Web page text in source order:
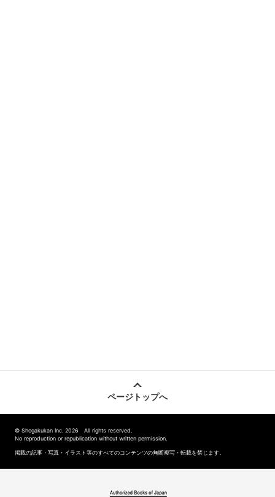
ページトップへ
© Shogakukan Inc. 2026 All rights reserved.
No reproduction or republication without written permission.
掲載の記事・写真・イラスト等のすべてのコンテンツの無断複写・転載を禁じます。